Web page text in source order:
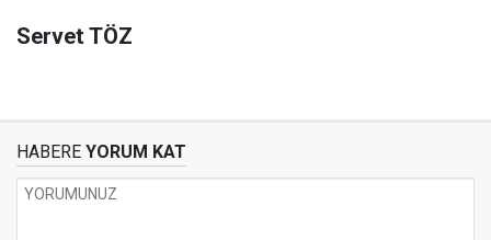
Servet TÖZ
HABERE YORUM KAT